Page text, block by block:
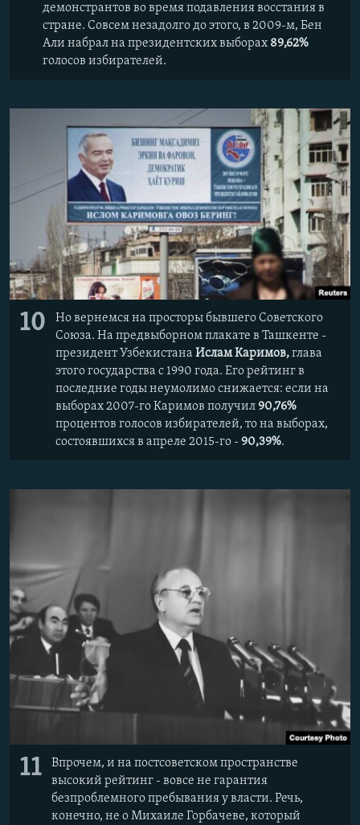
демонстрантов во время подавления восстания в
стране. Совсем незадолго до этого, в 2009-м, Бен
Али набрал на президентских выборах 89,62%
голосов избирателей.
10
Но вернемся на просторы бывшего Советского
Союза. На предвыборном плакате в Ташкенте -
президент Узбекистана Ислам Каримов,глава
этого государства с 1990 года. Его рейтинг в
последние годы неумолимо снижается: если на
выборах 2007-го Каримов получил 90,76%
процентов голосов избирателей, то на выборах,
состоявшихся в апреле 2015-го - 90,39%.
11
Впрочем, и на постсоветском пространстве
высокий рейтинг - вовсе не гарантия
безпроблемного пребывания у власти. Речь,
конечно, не о Михаиле Горбачеве, который